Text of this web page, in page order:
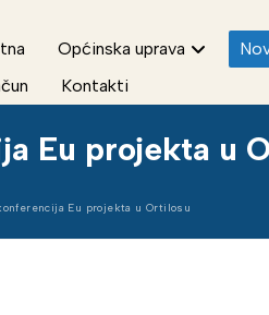
Općinska uprava
Kontakti
Eu projekta u
Eu projekta u Ortilosu